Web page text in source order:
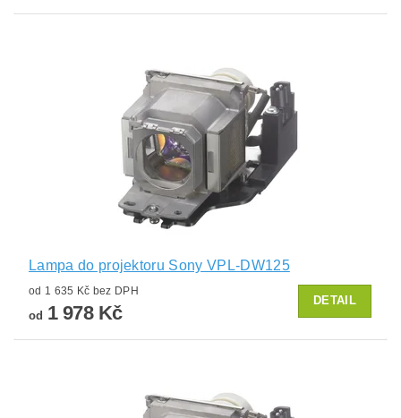
Lampa do projektoru Sony VPL-DW125
od 1 635 Kč bez DPH
od 1 978 Kč
DETAIL